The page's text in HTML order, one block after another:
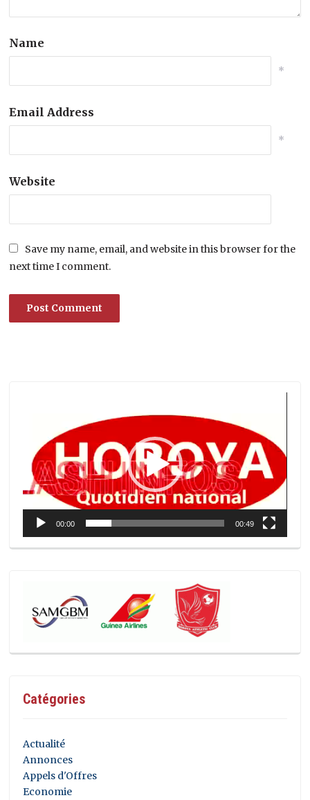
Name
*
Email Address
*
Website
Save my name, email, and website in this browser for the
next time I comment.
00:00 00:49
Catégories
Actualité
Annonces
Appels d'Offres
Economie